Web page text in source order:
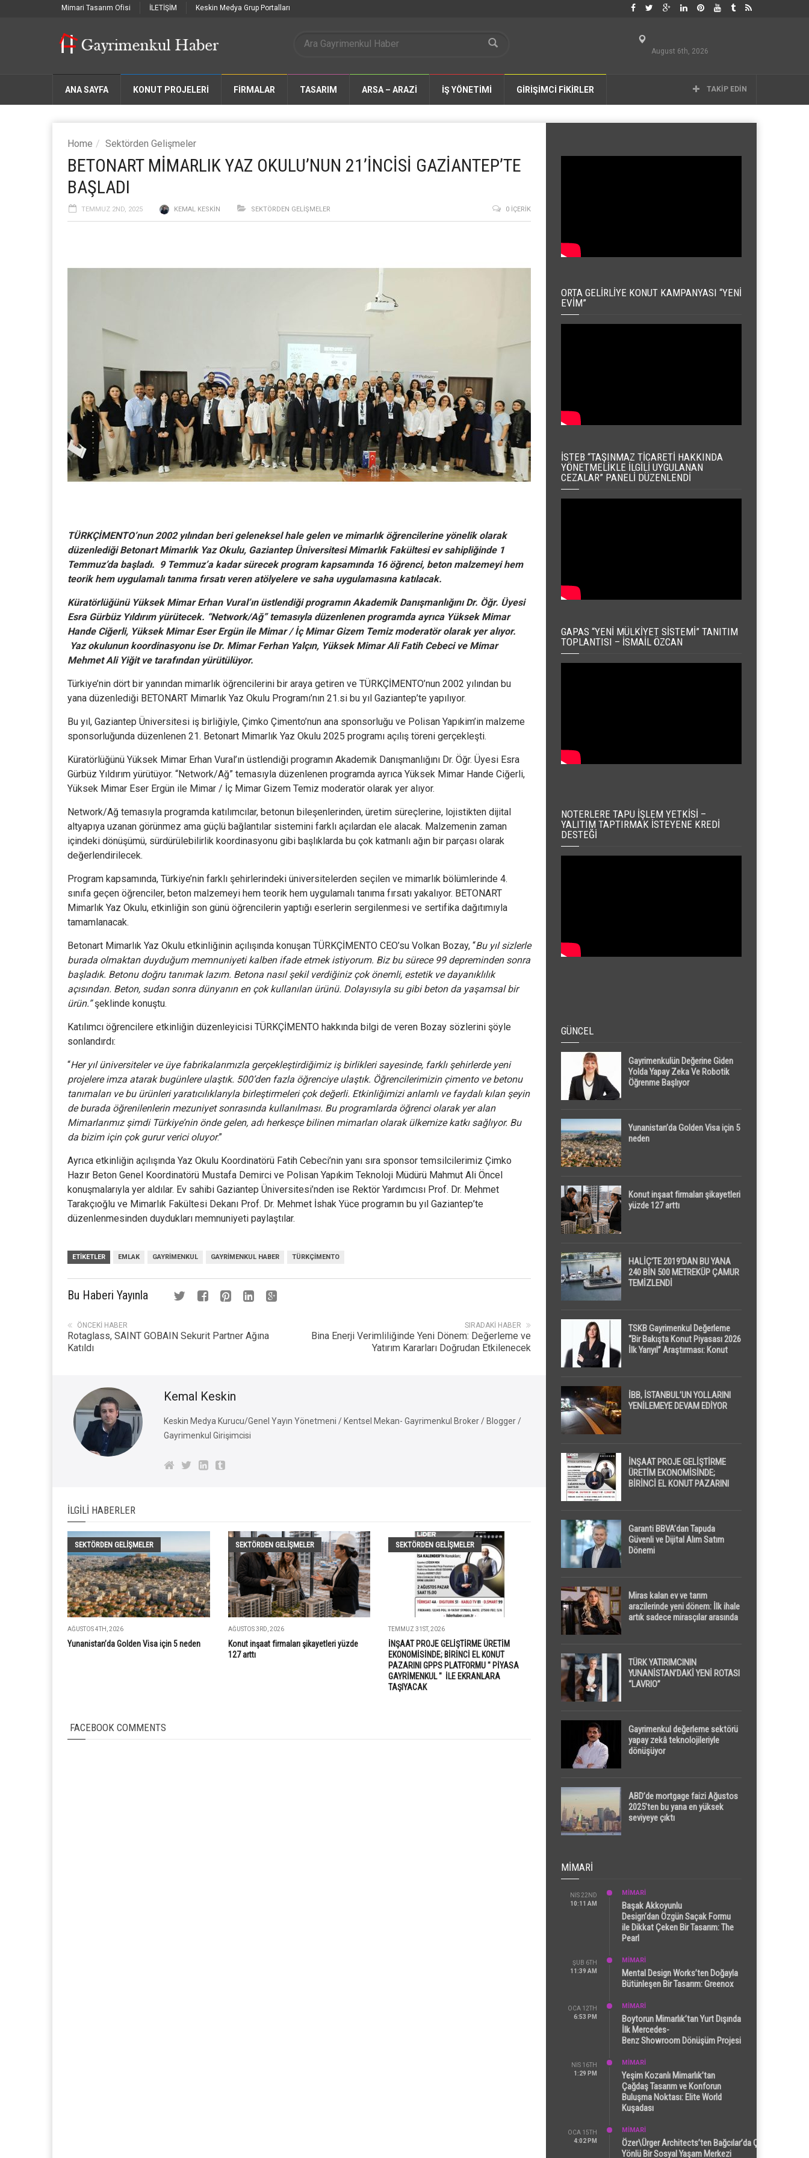
Mimari Tasarım Ofisi İLETİŞİM Keskin Medya Grup Portalları
August 6th, 2026
ANA SAYFA KONUT PROJELERİ FIRMALAR TASARIM ARSA – ARAZİ İŞ YÖNETİMİ GİRİŞİMCİ FİKİRLER TAKIP EDIN
Home Sektörden Gelişmeler
BETONART MİMARLIK YAZ OKULU’NUN 21’İNCİSİ GAZİANTEP’TE
BAŞLADI
TEMMUZ 2ND, 2025 KEMAL KESKIN SEKTÖRDEN GELIŞMELER 0 İÇERIK
TÜRKÇİMENTO’nun 2002 yılından beri geleneksel hale gelen ve mimarlık öğrencilerine yönelik olarak
düzenlediği Betonart Mimarlık Yaz Okulu, Gaziantep Üniversitesi Mimarlık Fakültesi ev sahipliğinde 1
Temmuz’da başladı. 9 Temmuz’a kadar sürecek program kapsamında 16 öğrenci, beton malzemeyi hem
teorik hem uygulamalı tanıma fırsatı veren atölyelere ve saha uygulamasına katılacak.
Küratörlüğünü Yüksek Mimar Erhan Vural’ın üstlendiği programın Akademik Danışmanlığını Dr. Öğr. Üyesi
Esra Gürbüz Yıldırım yürütecek. “Network/Ağ” temasıyla düzenlenen programda ayrıca Yüksek Mimar
Hande Ciğerli, Yüksek Mimar Eser Ergün ile Mimar / İç Mimar Gizem Temiz moderatör olarak yer alıyor.
Yaz okulunun koordinasyonu ise Dr. Mimar Ferhan Yalçın, Yüksek Mimar Ali Fatih Cebeci ve Mimar
Mehmet Ali Yiğit ve tarafından yürütülüyor.
Türkiye’nin dört bir yanından mimarlık öğrencilerini bir araya getiren ve TÜRKÇİMENTO’nun 2002 yılından bu
yana düzenlediği BETONART Mimarlık Yaz Okulu Programı’nın 21.si bu yıl Gaziantep’te yapılıyor.
Bu yıl, Gaziantep Üniversitesi iş birliğiyle, Çimko Çimento’nun ana sponsorluğu ve Polisan Yapıkim’in malzeme
sponsorluğunda düzenlenen 21. Betonart Mimarlık Yaz Okulu 2025 programı açılış töreni gerçekleşti.
Küratörlüğünü Yüksek Mimar Erhan Vural’ın üstlendiği programın Akademik Danışmanlığını Dr. Öğr. Üyesi Esra
Gürbüz Yıldırım yürütüyor. “Network/Ağ” temasıyla düzenlenen programda ayrıca Yüksek Mimar Hande Ciğerli,
Yüksek Mimar Eser Ergün ile Mimar / İç Mimar Gizem Temiz moderatör olarak yer alıyor.
Network/Ağ temasıyla programda katılımcılar, betonun bileşenlerinden, üretim süreçlerine, lojistikten dijital
altyapıya uzanan görünmez ama güçlü bağlantılar sistemini farklı açılardan ele alacak. Malzemenin zaman
içindeki dönüşümü, sürdürülebilirlik koordinasyonu gibi başlıklarda bu çok katmanlı ağın bir parçası olarak
değerlendirilecek.
Program kapsamında, Türkiye’nin farklı şehirlerindeki üniversitelerden seçilen ve mimarlık bölümlerinde 4.
sınıfa geçen öğrenciler, beton malzemeyi hem teorik hem uygulamalı tanıma fırsatı yakalıyor. BETONART
Mimarlık Yaz Okulu, etkinliğin son günü öğrencilerin yaptığı eserlerin sergilenmesi ve sertifika dağıtımıyla
tamamlanacak.
Betonart Mimarlık Yaz Okulu etkinliğinin açılışında konuşan TÜRKÇİMENTO CEO’su Volkan Bozay, “Bu yıl sizlerle
burada olmaktan duyduğum memnuniyeti kalben ifade etmek istiyorum. Biz bu sürece 99 depreminden sonra
başladık. Betonu doğru tanımak lazım. Betona nasıl şekil verdiğiniz çok önemli, estetik ve dayanıklılık
açısından. Beton, sudan sonra dünyanın en çok kullanılan ürünü. Dolayısıyla su gibi beton da yaşamsal bir
ürün.”şeklinde konuştu.
Katılımcı öğrencilere etkinliğin düzenleyicisi TÜRKÇİMENTO hakkında bilgi de veren Bozay sözlerini şöyle
sonlandırdı:
“Her yıl üniversiteler ve üye fabrikalarımızla gerçekleştirdiğimiz iş birlikleri sayesinde, farklı şehirlerde yeni
projelere imza atarak bugünlere ulaştık. 500’den fazla öğrenciye ulaştık. Öğrencilerimizin çimento ve betonu
tanımaları ve bu ürünleri yaratıcılıklarıyla birleştirmeleri çok değerli. Etkinliğimizi anlamlı ve faydalı kılan şeyin
de burada öğrenilenlerin mezuniyet sonrasında kullanılması. Bu programlarda öğrenci olarak yer alan
Mimarlarımız şimdi Türkiye’nin önde gelen, adı herkesçe bilinen mimarları olarak ülkemize katkı sağlıyor. Bu
da bizim için çok gurur verici oluyor.”
Ayrıca etkinliğin açılışında Yaz Okulu Koordinatörü Fatih Cebeci’nin yanı sıra sponsor temsilcilerimiz Çimko
Hazır Beton Genel Koordinatörü Mustafa Demirci ve Polisan Yapıkim Teknoloji Müdürü Mahmut Ali Öncel
konuşmalarıyla yer aldılar. Ev sahibi Gaziantep Üniversitesi’nden ise Rektör Yardımcısı Prof. Dr. Mehmet
Tarakçıoğlu ve Mimarlık Fakültesi Dekanı Prof. Dr. Mehmet İshak Yüce programın bu yıl Gaziantep’te
düzenlenmesinden duydukları memnuniyeti paylaştılar.
ETIKETLER EMLAK GAYRIMENKUL GAYRIMENKUL HABER TÜRKÇIMENTO
Bu Haberi Yayınla
SIRADAKI HABER
Bina Enerji Verimliliğinde Yeni Dönem: Değerleme ve
Yatırım Kararları Doğrudan Etkilenecek
ÖNCEKI HABER
Rotaglass, SAINT GOBAIN Sekurit Partner Ağına
Katıldı
Kemal Keskin
Keskin Medya Kurucu/Genel Yayın Yönetmeni / Kentsel Mekan- Gayrimenkul Broker / Blogger /
Gayrimenkul Girişimcisi
İLGILI HABERLER
SEKTÖRDEN GELIŞMELER
AĞUSTOS 4TH, 2026
Yunanistan’da Golden Visa için 5 neden
SEKTÖRDEN GELIŞMELER
AĞUSTOS 3RD, 2026
Konut inşaat firmaları şikayetleri yüzde
127 arttı
SEKTÖRDEN GELIŞMELER
TEMMUZ 31ST, 2026
İNŞAAT PROJE GELİŞTİRME ÜRETİM
EKONOMİSİNDE; BİRİNCİ EL KONUT
PAZARINI GPPS PLATFORMU " PİYASA
GAYRİMENKUL " İLE EKRANLARA
TAŞIYACAK
FACEBOOK COMMENTS
ORTA GELIRLIYE KONUT KAMPANYASI “YENI
EVIM”
İSTEB “TAŞINMAZ TICARETI HAKKINDA
YÖNETMELIKLE İLGILI UYGULANAN
CEZALAR” PANELI DÜZENLENDI
GAPAS “YENI MÜLKIYET SISTEMI” TANITIM
TOPLANTISI – İSMAIL ÖZCAN
NOTERLERE TAPU İŞLEM YETKISI –
YALITIM TAPTIRMAK İSTEYENE KREDI
DESTEĞI
GÜNCEL
Gayrimenkulün Değerine Giden
Yolda Yapay Zeka Ve Robotik
Öğrenme Başlıyor
Yunanistan’da Golden Visa için 5
neden
Konut inşaat firmaları şikayetleri
yüzde 127 arttı
HALİÇ’TE 2019’DAN BU YANA
240 BİN 500 METREKÜP ÇAMUR
TEMİZLENDİ
TSKB Gayrimenkul Değerleme
“Bir Bakışta Konut Piyasası 2026
İlk Yarıyıl” Araştırması: Konut
Dikkat Çekti
İBB, İSTANBUL’UN YOLLARINI
YENİLEMEYE DEVAM EDİYOR
İNŞAAT PROJE GELİŞTİRME
ÜRETİM EKONOMİSİNDE;
BİRİNCİ EL KONUT PAZARINI
Garanti BBVA’dan Tapuda
Güvenli ve Dijital Alım Satım
Dönemi
Miras kalan ev ve tarım
arazilerinde yeni dönem: İlk ihale
artık sadece mirasçılar arasında
TÜRK YATIRIMCININ
YUNANİSTAN’DAKİ YENİ ROTASI
“LAVRIO”
Gayrimenkul değerleme sektörü
yapay zekâ teknolojileriyle
dönüşüyor
ABD’de mortgage faizi Ağustos
2025’ten bu yana en yüksek
seviyeye çıktı
MIMARI
NIS 22ND
10:11 AM
MİMARİ
Başak Akkoyunlu
Design’dan Özgün Saçak Formu
ile Dikkat Çeken Bir Tasarım: The
Pearl
ŞUB 6TH
11:39 AM
MİMARİ
Mental Design Works’ten Doğayla
Bütünleşen Bir Tasarım: Greenox
OCA 12TH
6:53 PM
MİMARİ
Boytorun Mimarlık’tan Yurt Dışında
İlk Mercedes-
Benz Showroom Dönüşüm Projesi
NIS 16TH
1:29 PM
MİMARİ
Yeşim Kozanlı Mimarlık’tan
Çağdaş Tasarım ve Konforun
Buluşma Noktası: Elite World
Kuşadası
OCA 15TH
4:02 PM
MİMARİ
Özer\Ürger Architects’ten Bağcılar’da Çok
Yönlü Bir Sosyal Yaşam Merkezi